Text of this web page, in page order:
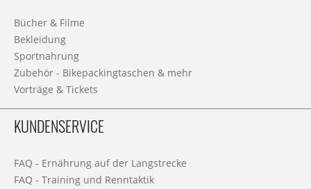
Bücher & Filme
Bekleidung
Sportnahrung
Zubehör - Bikepackingtaschen & mehr
Vorträge & Tickets
KUNDENSERVICE
FAQ - Ernährung auf der Langstrecke
FAQ - Training und Renntaktik